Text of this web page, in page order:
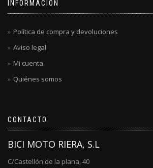
INFORMACIÓN
Política de compra y devoluciones
Aviso legal
Mi cuenta
Quiénes somos
CONTACTO
BICI MOTO RIERA, S.L
C/Castellón de la plana, 40